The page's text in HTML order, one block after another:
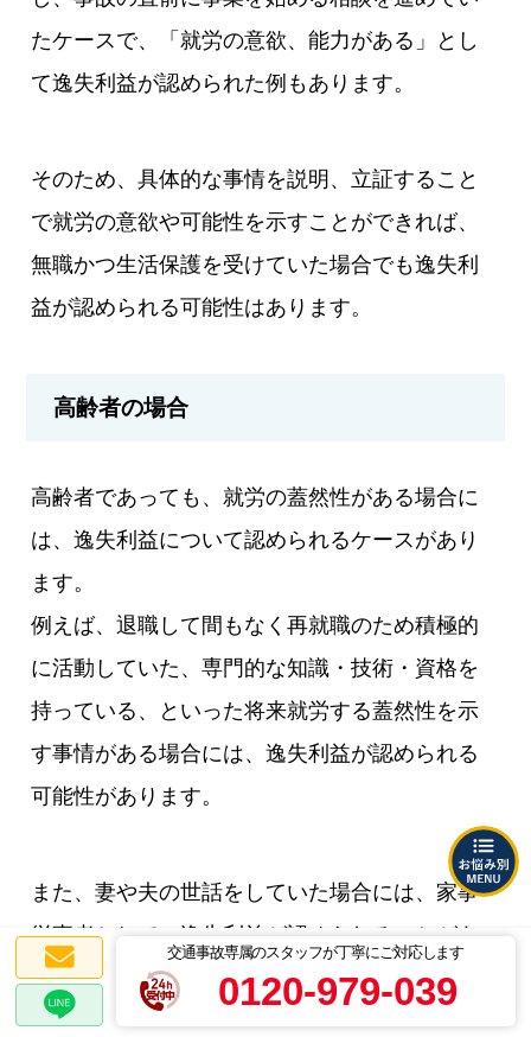
交通事故専属のスタッフが丁寧にご対応します
0120-979-039
たケースで、「就労の意欲、能力がある」とし
て逸失利益が認められた例もあります。
そのため、具体的な事情を説明、立証すること
で就労の意欲や可能性を示すことができれば、
無職かつ生活保護を受けていた場合でも逸失利
益が認められる可能性はあります。
高齢者の場合
高齢者であっても、就労の蓋然性がある場合に
は、逸失利益について認められるケースがあり
ます。
例えば、退職して間もなく再就職のため積極的
に活動していた、専門的な知識・技術・資格を
持っている、といった将来就労する蓋然性を示
す事情がある場合には、逸失利益が認められる
可能性があります。
また、妻や夫の世話をしていた場合には、家事
従事者としての逸失利益が認められることがあ
ります。
その他、年金受給者の死亡事故の場合、年金の